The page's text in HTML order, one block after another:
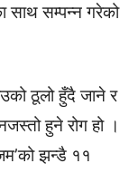
साथ सम्पन्न गरेको
ठूलो हुँदै जाने र
हुने रोग हो ।
झन्डै ११